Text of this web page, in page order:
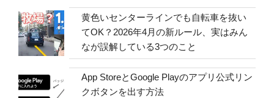
黄色いセンターラインでも自転車を抜い
てOK？2026年4月の新ルール、実はみん
なが誤解している3つのこと
App StoreとGoogle Playのアプリ公式リン
クボタンを出す方法